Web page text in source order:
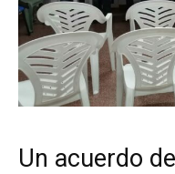
Un acuerdo